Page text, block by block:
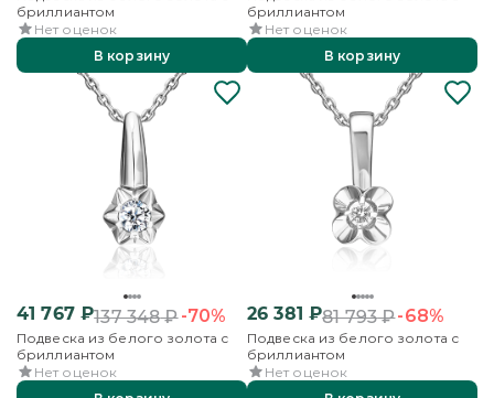
бриллиантом
Нет оценок
В корзину
бриллиантом
Нет оценок
В корзину
41 767₽137 348₽-70%
Подвеска из белого золота с
бриллиантом
Нет оценок
26 381 ₽81 793₽-68%
Подвеска из белого золота с
бриллиантом
Нет оценок